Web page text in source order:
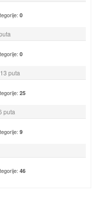
0
0
puta
25
puta
9
46